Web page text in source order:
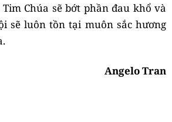
Chúa sẽ bớt phần đau khổ và
sẽ luôn tồn tại muôn sắc hương
Angelo Tran